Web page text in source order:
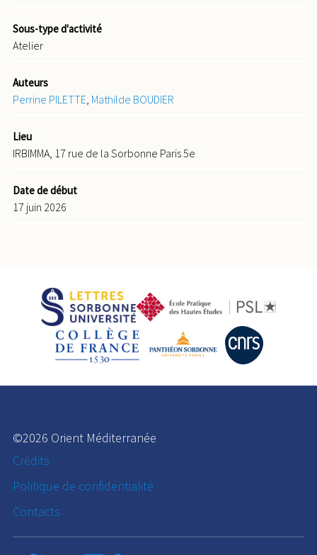
Sous-type d'activité
Atelier
Auteurs
Perrine PILETTE, Mathilde BOUDIER
Lieu
IRBIMMA, 17 rue de la Sorbonne Paris 5e
Date de début
17 juin 2026
©2026 Orient Méditerranée
Crédits
Politique de confidentialité
Contacts